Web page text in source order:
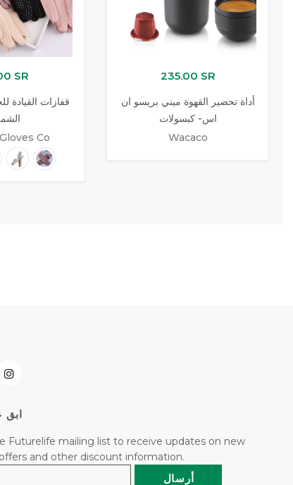
SR
قفازات القيادة
Co
235.00 SR
أداة تحضير القهوة ميني بريسو ان
اس- كبسولات
Wacaco
Futurelife mailing list to receive updates on new
and other discount information.